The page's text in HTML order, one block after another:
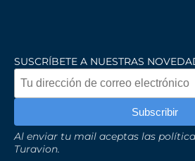
SUSCRÍBETE A NUESTRAS
Al enviar tu mail aceptas las
Turavion.